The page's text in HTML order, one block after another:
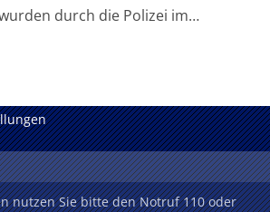
durch die Polizei im…
nutzen Sie bitte den Notruf 110 oder